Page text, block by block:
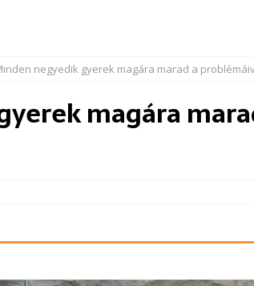
negyedik gyerek magára marad a
magára